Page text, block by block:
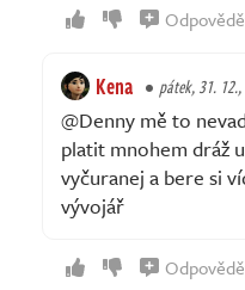
Kena pátek, 31.
@Denny mě to
platit mnohem dráž
vyčuranej a bere si
vývojář